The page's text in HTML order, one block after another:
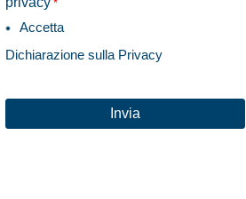
*
Accetta
Dichiarazione sulla Privacy